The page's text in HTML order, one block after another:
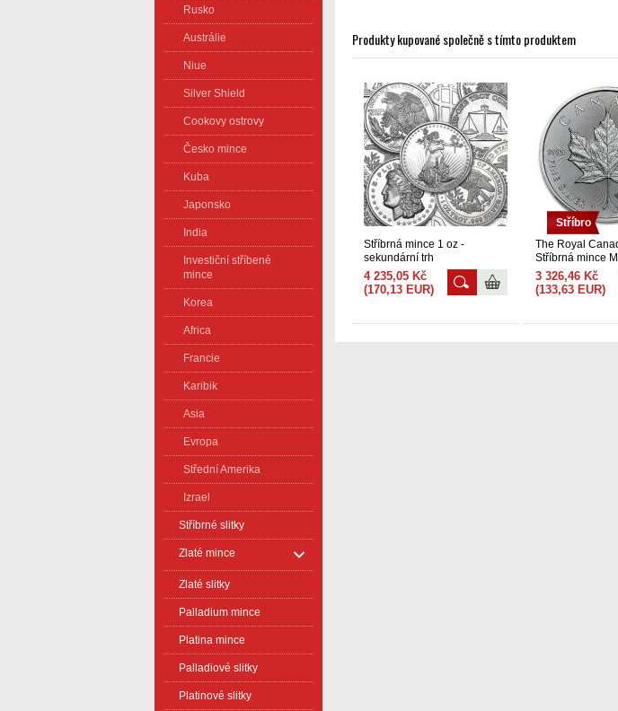
Rusko
Austrálie
Niue
Silver Shield
Cookovy ostrovy
Česko mince
Kuba
Japonsko
India
Investiční stříbené
mince
Korea
Africa
Francie
Karibik
Asia
Evropa
Střední Amerika
Izrael
Stříbrné slitky
Zlaté mince
Zlaté slitky
Palladium mince
Platina mince
Palladiové slitky
Platinové slitky
Produkty kupované společně s tímto produktem
Stříbrná mince 1 oz -
sekundární trh
4 235,05 Kč
(170,13 EUR)
Stříbro
The Royal
Stříbrná mince
Oz
3 326,46 Kč
(133,63 EUR)